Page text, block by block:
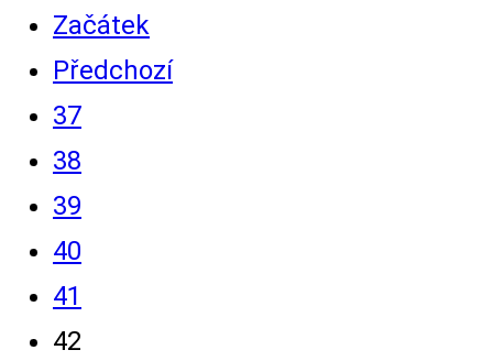
Začátek
Předchozí
37
38
39
40
41
42